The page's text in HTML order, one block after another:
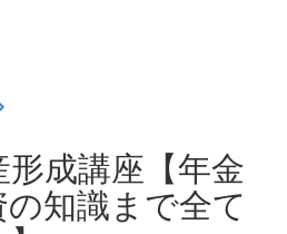
成講座【年金
知識まで全て